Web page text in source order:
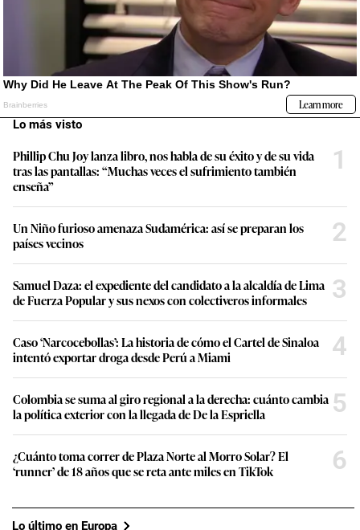
Lo más visto
Phillip Chu Joy lanza libro, nos habla de su éxito y de su vida
tras las pantallas: “Muchas veces el sufrimiento también
enseña”
1
Un Niño furioso amenaza Sudamérica: así se preparan los
países vecinos
2
Samuel Daza: el expediente del candidato a la alcaldía de Lima
de Fuerza Popular y sus nexos con colectiveros informales
3
Caso ‘Narcocebollas’: La historia de cómo el Cartel de Sinaloa
intentó exportar droga desde Perú a Miami
4
Colombia se suma al giro regional a la derecha: cuánto cambia
la política exterior con la llegada de De la Espriella
5
¿Cuánto toma correr de Plaza Norte al Morro Solar? El
‘runner’ de 18 años que se reta ante miles en TikTok
6
Lo último en Europa